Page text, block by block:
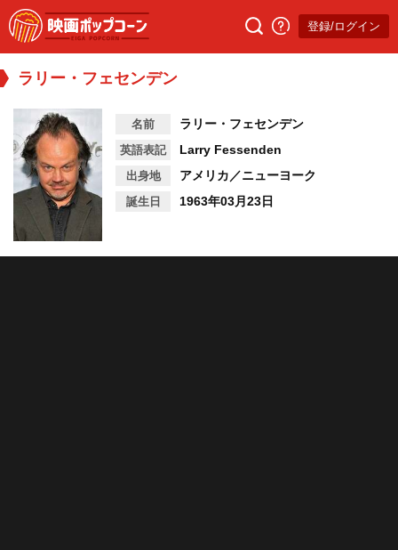
登録/ログイン
ラリー・フェセンデン
名前 ラリー・フェセンデン
英語表記 Larry Fessenden
出身地 アメリカ／ニューヨーク
誕生日 1963年03月23日